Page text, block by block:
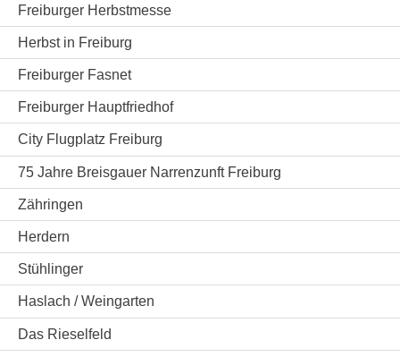
Freiburger Herbstmesse
Herbst in Freiburg
Freiburger Fasnet
Freiburger Hauptfriedhof
City Flugplatz Freiburg
75 Jahre Breisgauer Narrenzunft Freiburg
Zähringen
Herdern
Stühlinger
Haslach / Weingarten
Das Rieselfeld